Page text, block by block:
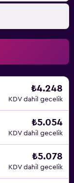
₺4.248
KDV dahil gecelik
₺5.054
KDV dahil gecelik
₺5.078
KDV dahil gecelik